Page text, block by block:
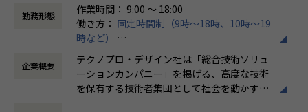
制御基板の回路設計・評価対応（大手自動車部品メーカー）
センサー回路の設計・検証支援（大手機械系製造メーカー）
電源回路の設計・デバッグ対応（工作機械メーカー）
基板パターン設計・部品選定支援（化学系製造メーカー）
※案件は随時変動します。ご希望の業種・テーマをお聞きし
た上でマッチングいたします。
勤務形態
作業時間： 9:00 ～ 18:00
働き方： 固定時間制（9時～18時、10時～19
時など）
時間外労働の有無： 有（月平均20時間）
休憩時間： 60分
企業概要
テクノプロ・デザイン社は「総合技術ソリュ
ーションカンパニー」を掲げる、高度な技術
を保有する技術者集団として社会を動かすこ